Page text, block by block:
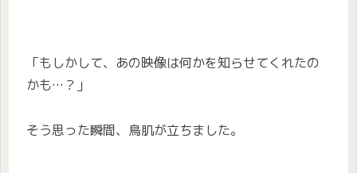
「もしかして、あの映像は何かを知らせてくれたの
かも…？」
そう思った瞬間、鳥肌が立ちました。